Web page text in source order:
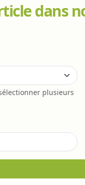
dans
plusieurs